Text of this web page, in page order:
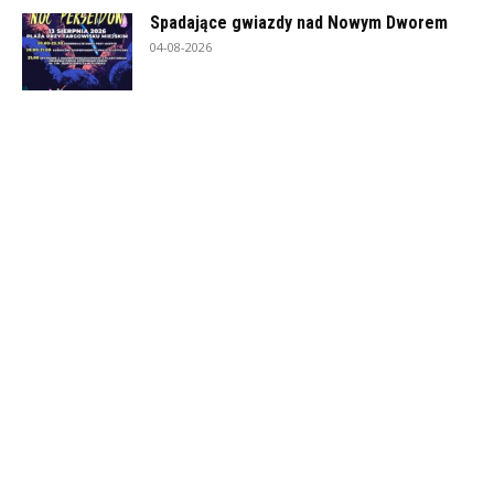
Spadające gwiazdy nad Nowym Dworem
04-08-2026